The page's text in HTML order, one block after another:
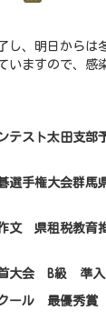
、明日からは
いますので、感
テスト太田支
選手権大会群
文 県租税教育
首大会 B級 準
クール 最優秀